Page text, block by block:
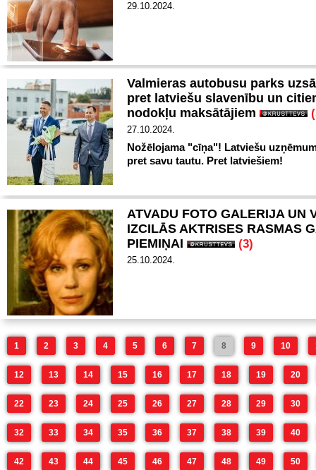
29.10.2024.
Valmieras autobusu parks
pret latviešu slavenību un
nodokļu maksātājiem
27.10.2024.
Nožēlojama "cīņa"! Latviešu
pret savu tautu. Pret latviešiem!
ATVADU FOTO GALERIJA UN
IZCILĀS AKTRISES RASMAS
PIEMIŅAI
(3)
25.10.2024.
1 2 3 4 5 6 7 8 9 10
12 13 14 15 16 17 18 19 20
22 23 24 25 26 27 28 29 30
32 33 34 35 36 37 38 39 40
42 43 44 45 46 47 48 49 50